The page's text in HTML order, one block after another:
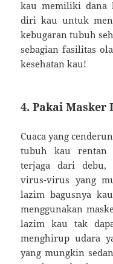
kau memiliki dana
diri kau untuk
kebugaran tubuh
sebagian fasilitas
kesehatan kau!
4. Pakai Masker
Cuaca yang
tubuh kau rentan
terjaga dari debu,
virus-virus yang
lazim bagusnya
menggunakan
lazim kau tak
menghirup udara
yang mungkin